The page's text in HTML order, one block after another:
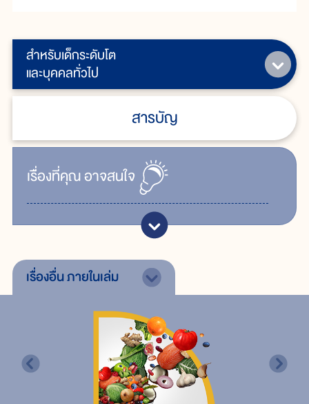
สำหรับเด็กระดับโต
และบุคคลทั่วไป
สารบัญ
เรื่ิองที่คุณอาจสนใจ
เรื่องอื่นภายในเล่ม